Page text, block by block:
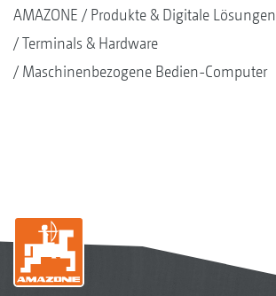
AMAZONE
Produkte & Digitale Lösungen
Terminals & Hardware
Maschinenbezogene Bedien-Computer